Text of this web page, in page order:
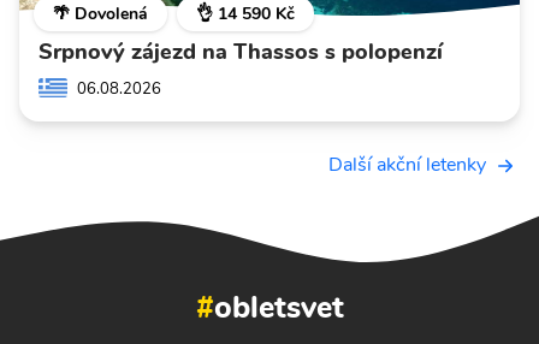
🌴 Dovolená 👌 14 590 Kč
Srpnový zájezd na Thassos s polopenzí
06.08.2026
Další akční letenky
#obletsvet